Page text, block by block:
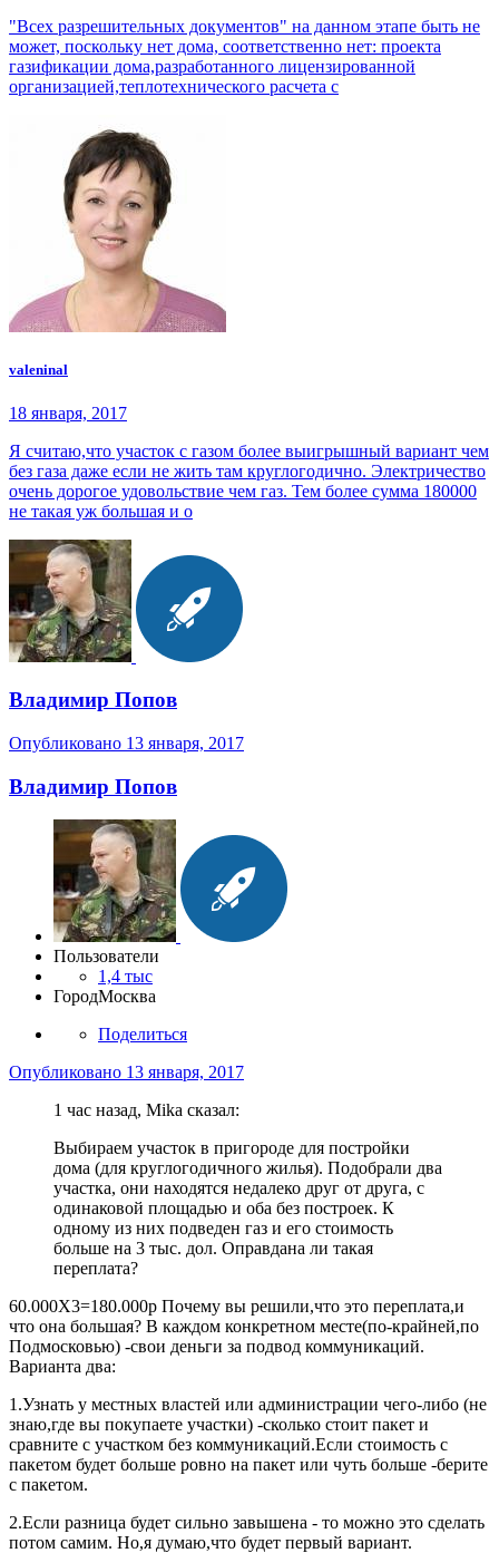
"Всех разрешительных документов" на данном этапе быть не
может, поскольку нет дома, соответственно нет: проекта
газификации дома,разработанного лицензированной
организацией,теплотехнического расчета с
valeninal
18 января, 2017
Я считаю,что участок с газом более выигрышный вариант чем
без газа даже если не жить там круглогодично. Электричество
очень дорогое удовольствие чем газ. Тем более сумма 180000
не такая уж большая и о
Владимир Попов
Опубликовано 13 января, 2017
Владимир Попов
Пользователи
1,4 тыс
ГородМосква
Поделиться
Опубликовано 13 января, 2017
1 час назад, Mika сказал:
Выбираем участок в пригороде для постройки
дома (для круглогодичного жилья). Подобрали два
участка, они находятся недалеко друг от друга, с
одинаковой площадью и оба без построек. К
одному из них подведен газ и его стоимость
больше на 3 тыс. дол. Оправдана ли такая
переплата?
60.000Х3=180.000р Почему вы решили,что это переплата,и
что она большая? В каждом конкретном месте(по-крайней,по
Подмосковью) -свои деньги за подвод коммуникаций.
Варианта два:
1.Узнать у местных властей или администрации чего-либо (не
знаю,где вы покупаете участки) -сколько стоит пакет и
сравните с участком без коммуникаций.Если стоимость с
пакетом будет больше ровно на пакет или чуть больше -берите
с пакетом.
2.Если разница будет сильно завышена - то можно это сделать
потом самим. Но,я думаю,что будет первый вариант.